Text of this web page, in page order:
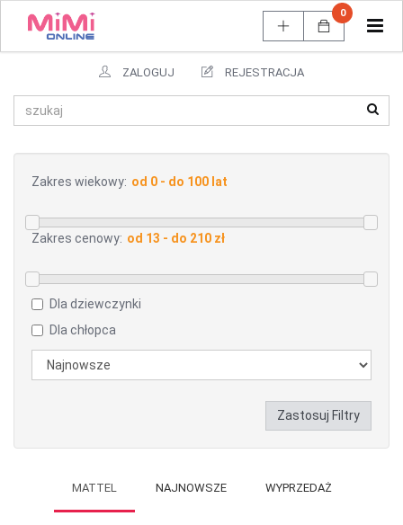
ZALOGUJ REJESTRACJA
0
Zakres wiekowy:
Zakres cenowy:
Dla dziewczynki
Dla chłopca
Zastosuj Filtry
MATTEL NAJNOWSZE WYPRZEDAŻ